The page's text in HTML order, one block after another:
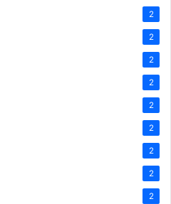
2
2
2
2
2
2
2
2
2